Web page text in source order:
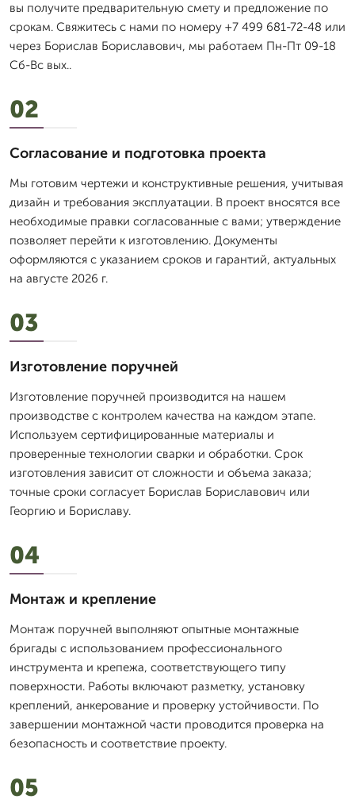
вы получите предварительную смету и предложение по
срокам. Свяжитесь с нами по номеру +7 499 681-72-48 или
через Борислав Бориславович, мы работаем Пн-Пт 09-18
Сб-Вс вых..
02
Согласование и подготовка проекта
Мы готовим чертежи и конструктивные решения, учитывая
дизайн и требования эксплуатации. В проект вносятся все
необходимые правки согласованные с вами; утверждение
позволяет перейти к изготовлению. Документы
оформляются с указанием сроков и гарантий, актуальных
на августе 2026 г.
03
Изготовление поручней
Изготовление поручней производится на нашем
производстве с контролем качества на каждом этапе.
Используем сертифицированные материалы и
проверенные технологии сварки и обработки. Срок
изготовления зависит от сложности и объема заказа;
точные сроки согласует Борислав Бориславович или
Георгию и Бориславу.
04
Монтаж и крепление
Монтаж поручней выполняют опытные монтажные
бригады с использованием профессионального
инструмента и крепежа, соответствующего типу
поверхности. Работы включают разметку, установку
креплений, анкерование и проверку устойчивости. По
завершении монтажной части проводится проверка на
безопасность и соответствие проекту.
05